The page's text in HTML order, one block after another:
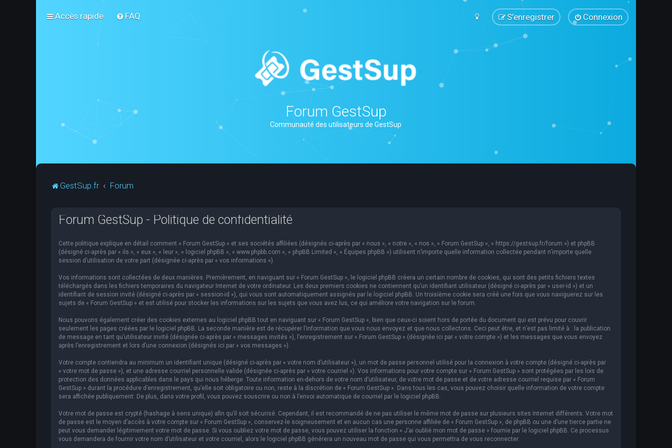
Accès rapide FAQ Connexion
S’enregistrer
Forum GestSup
Communauté des utilisateurs de GestSup
GestSup.fr Forum
Forum GestSup - Politique de confidentialité
Cette politique explique en détail comment « Forum GestSup » et ses sociétés affiliées (désignés ci-après par « nous », « notre », « nos », « Forum GestSup », « https://gestsup.fr/forum ») et phpBB
(désigné ci-après par « ils », « eux », « leur », « logiciel phpBB », « www.phpbb.com », « phpBB Limited », « Équipes phpBB ») utilisent n’importe quelle information collectée pendant n’importe quelle
session d’utilisation de votre part (désignée ci-après par « vos informations »).
Vos informations sont collectées de deux manières. Premièrement, en naviguant sur « Forum GestSup », le logiciel phpBB créera un certain nombre de cookies, qui sont des petits fichiers textes
téléchargés dans les fichiers temporaires du navigateur Internet de votre ordinateur. Les deux premiers cookies ne contiennent qu’un identifiant utilisateur (désigné ci-après par « user-id ») et un
identifiant de session invité (désigné ci-après par « session-id »), qui vous sont automatiquement assignés par le logiciel phpBB. Un troisième cookie sera créé une fois que vous naviguerez sur les
sujets de « Forum GestSup » et est utilisé pour stocker les informations sur les sujets que vous avez lus, ce qui améliore votre navigation sur le forum.
Nous pouvons également créer des cookies externes au logiciel phpBB tout en naviguant sur « Forum GestSup », bien que ceux-ci soient hors de portée du document qui est prévu pour couvrir
seulement les pages créées par le logiciel phpBB. La seconde manière est de récupérer l’information que vous nous envoyez et que nous collectons. Ceci peut être, et n’est pas limité à : la publication
de message en tant qu’utilisateur invité (désignée ci-après par « messages invités »), l’enregistrement sur « Forum GestSup » (désignée ici par « votre compte ») et les messages que vous envoyez
après l’enregistrement et lors d’une connexion (désignés ici par « vos messages »).
Votre compte contiendra au minimum un identifiant unique (désigné ci-après par « votre nom d’utilisateur »), un mot de passe personnel utilisé pour la connexion à votre compte (désigné ci-après par
« votre mot de passe »), et une adresse courriel personnelle valide (désignée ci-après par « votre courriel »). Vos informations pour votre compte sur « Forum GestSup » sont protégées par les lois de
protection des données applicables dans le pays qui nous héberge. Toute information en-dehors de votre nom d’utilisateur, de votre mot de passe et de votre adresse courriel requise par « Forum
GestSup » durant la procédure d’enregistrement, qu’elle soit obligatoire ou non, reste à la discrétion de « Forum GestSup ». Dans tous les cas, vous pouvez choisir quelle information de votre compte
sera affichée publiquement. De plus, dans votre profil, vous pouvez souscrire ou non à l’envoi automatique de courriel par le logiciel phpBB.
Votre mot de passe est crypté (hashage à sens unique) afin qu’il soit sécurisé. Cependant, il est recommandé de ne pas utiliser le même mot de passe sur plusieurs sites Internet différents. Votre mot
de passe est le moyen d’accès à votre compte sur « Forum GestSup », conservez-le soigneusement et en aucun cas une personne affiliée de « Forum GestSup », de phpBB ou une d’une tierce partie ne
peut vous demander légitimement votre mot de passe. Si vous oubliez votre mot de passe, vous pouvez utiliser la fonction « J’ai oublié mon mot de passe » fournie par le logiciel phpBB. Ce processus
vous demandera de fournir votre nom d’utilisateur et votre courriel, alors le logiciel phpBB générera un nouveau mot de passe qui vous permettra de vous reconnecter.